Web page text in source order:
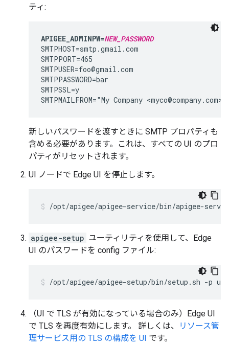
ティ:
APIGEE_ADMINPW=NEW_PASSWORD
SMTPHOST=smtp.gmail.com
SMTPPORT=465
SMTPUSER=foo@gmail.com
SMTPPASSWORD=bar
SMTPSSL=y
SMTPMAILFROM="My Company <myco@company.com>"
新しいパスワードを渡すときに SMTP プロパティも
含める必要があります。これは、すべての UI のプロ
パティがリセットされます。
UI ノードで Edge UI を停止します。
/opt/apigee/apigee-service/bin/apigee-
apigee-setup ユーティリティを使用して、Edge
UI のパスワードを config ファイル:
/opt/apigee/apigee-setup/bin/setup.sh -p
（UI で TLS が有効になっている場合のみ）Edge UI
で TLS を再度有効にします。 詳しくは、
リソース管
理サービス用の TLS の構成を UI です。